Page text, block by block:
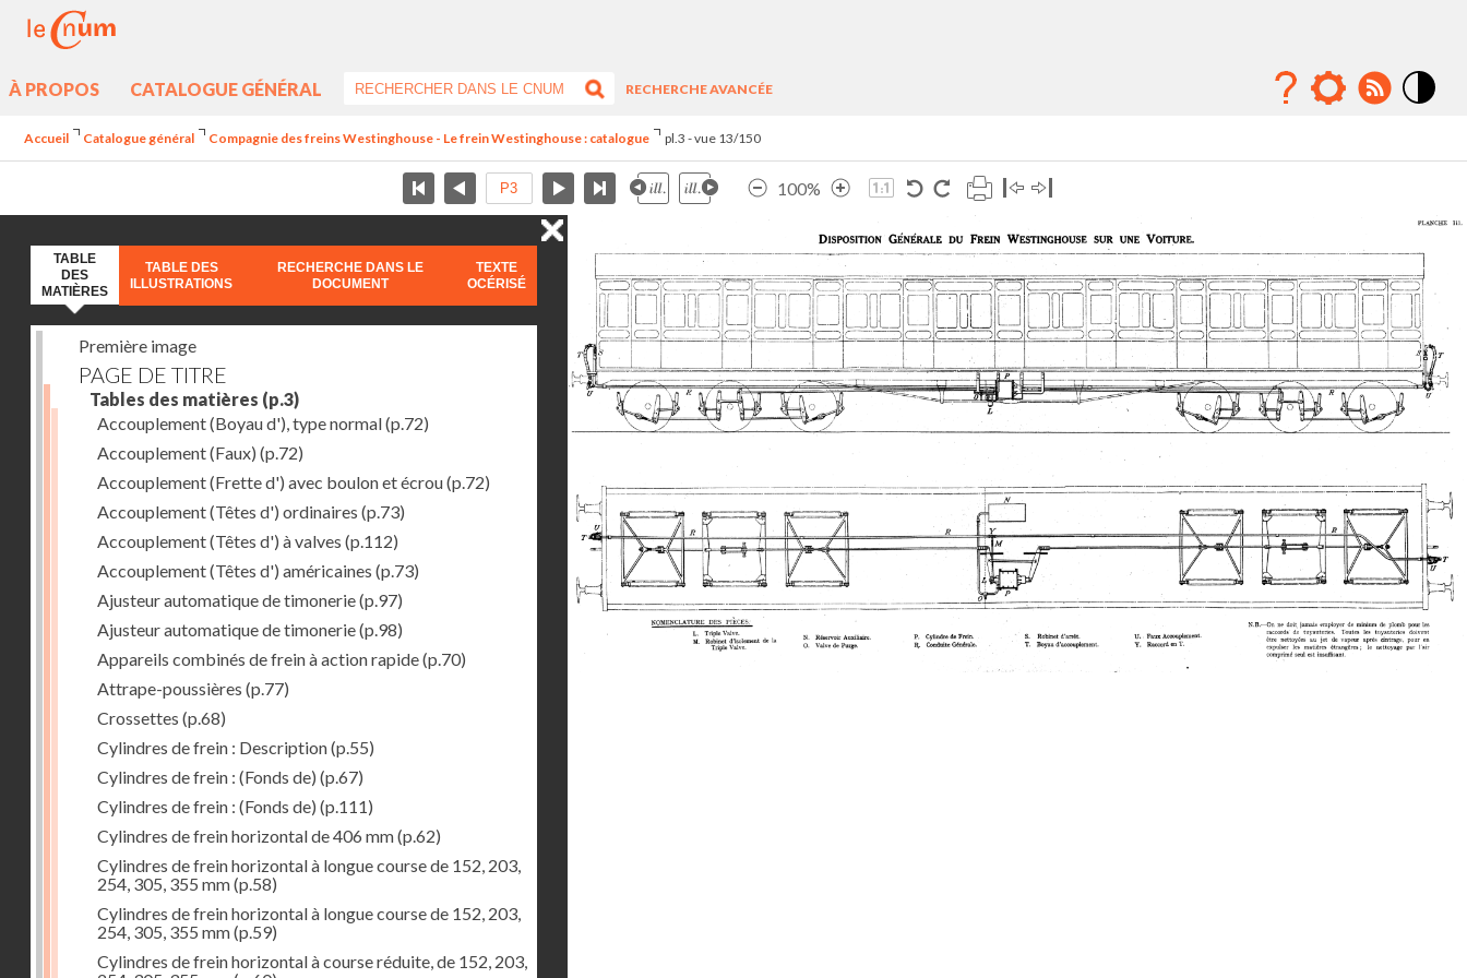
À PROPOS CATALOGUE GÉNÉRAL
RECHERCHE AVANCÉE
Accueil Catalogue général Compagnie des freins Westinghouse - Le frein Westinghouse : catalogue pl.3 - vue 13/150
100%
TABLE
DES
MATIÈRES
TABLE DES
ILLUSTRATIONS
RECHERCHE DANS LE
DOCUMENT
TEXTE
OCÉRISÉ
Première image
PAGE DE TITRE
Tables des matières (p.3)
Accouplement (Boyau d'), type normal(p.72)
Accouplement (Faux) (p.72)
Accouplement (Frette d') avec boulon et écrou(p.72)
Accouplement (Têtes d') ordinaires (p.73)
Accouplement (Têtes d') à valves (p.112)
Accouplement (Têtes d') américaines (p.73)
Ajusteur automatique de timonerie(p.97)
Ajusteur automatique de timonerie(p.98)
Appareils combinés de frein à action rapide(p.70)
Attrape-poussières (p.77)
Crossettes (p.68)
Cylindres de frein : Description(p.55)
Cylindres de frein : (Fonds de) (p.67)
Cylindres de frein : (Fonds de) (p.111)
Cylindres de frein horizontal de 406 mm(p.62)
Cylindres de frein horizontal à longue course de 152, 203,
254, 305, 355 mm(p.58)
Cylindres de frein horizontal à longue course de 152, 203,
254, 305, 355 mm(p.59)
Cylindres de frein horizontal à course réduite, de 152, 203,